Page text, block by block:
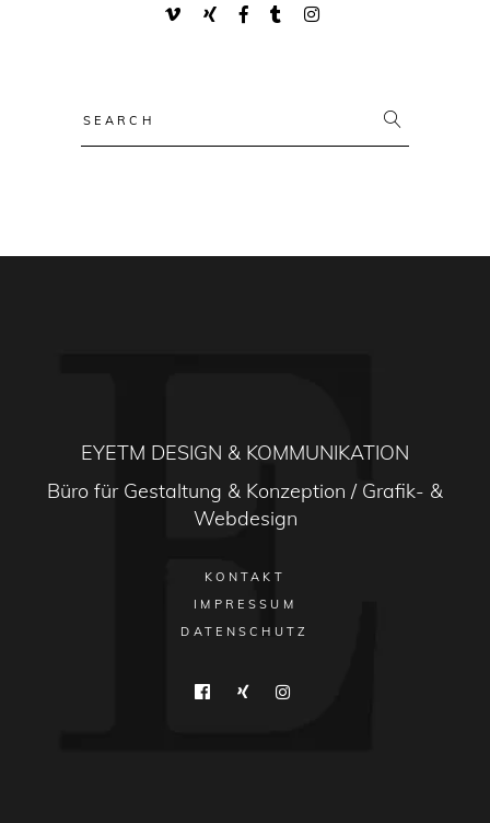
EYETM DESIGN & KOMMUNIKATION
Büro für Gestaltung & Konzeption / Grafik- &
Webdesign
KONTAKT
IMPRESSUM
DATENSCHUTZ